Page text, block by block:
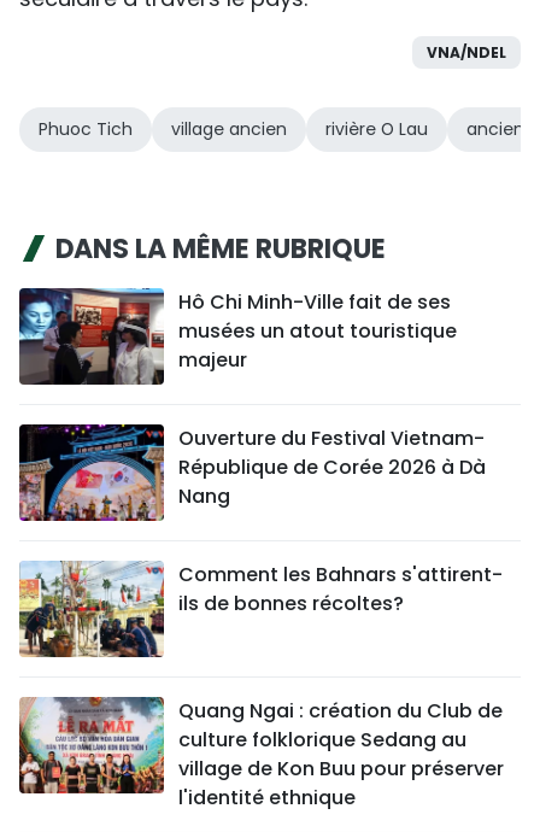
VNA/NDEL
Phuoc Tich village ancien rivière O Lau ancien
DANS LA MÊME RUBRIQUE
Hô Chi Minh-Ville fait de ses
musées un atout touristique
majeur
Ouverture du Festival Vietnam-
République de Corée 2026 à Dà
Nang
Comment les Bahnars s'attirent-
ils de bonnes récoltes?
Quang Ngai : création du Club de
culture folklorique Sedang au
village de Kon Buu pour préserver
l'identité ethnique